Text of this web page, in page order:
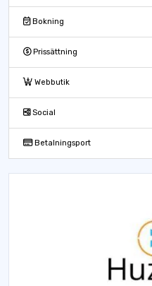
Bokning
Prissättning
Webbutik
Social
Betalningsport